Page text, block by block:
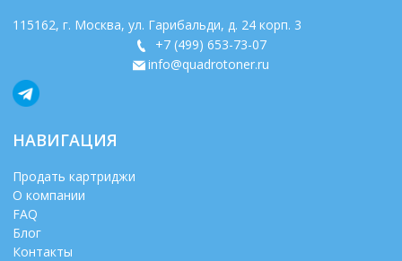
115162, г. Москва, ул. Гарибальди, д. 24 корп. 3
+7 (499) 653-73-07
info@quadrotoner.ru
НАВИГАЦИЯ
Продать картриджи
О компании
FAQ
Блог
Контакты